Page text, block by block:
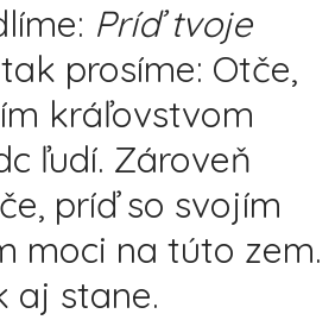
Príď tvoje
prosíme: Otče,
kráľovstvom
ľudí. Zároveň
príď so svojím
moci na túto zem.
aj stane.